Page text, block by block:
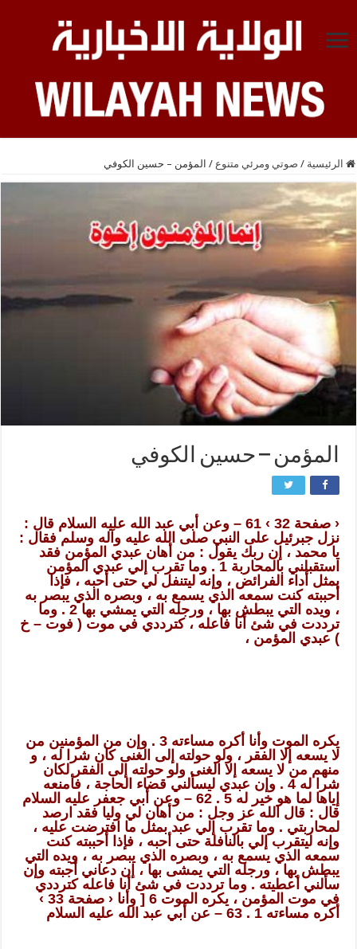
الرئيسية / صوتي ومرئي متنوع / المؤمن – حسين الكوفي
المؤمن – حسين الكوفي
‹ صفحة 32 › 61 – وعن أبي عبد الله عليه السلام قال :
نزل جبرئيل على النبي صلى الله عليه وآله وسلم فقال :
يا محمد ، إن ربك يقول : من أهان عبدي المؤمن فقد
استقبلني بالمحاربة 1 . وما تقرب إلي عبدي المؤمن
بمثل أداء الفرائض ، وإنه ليتنفل لي حتى أحبه ، فإذا
أحببته كنت سمعه الذي يسمع به ، وبصره الذي يبصر به
، ويده التي يبطش بها ، ورجله التي يمشي بها 2 . وما
ترددت في شئ أنا فاعله ، كترددي في موت ( فوت – خ
) عبدي المؤمن ،
يكره الموت وأنا أكره مساءته 3 . وإن من المؤمنين من
لا يسعه إلا الفقر ، ولو حولته إلى الغنى كان شرا له ، و
منهم من لا يسعه إلا الغنى ولو حولته إلى الفقر لكان
شرا له 4 . وإن عبدي ليسألني قضاء الحاجة ، فأمنعه
إياها لما هو خير له 5 . 62 – وعن أبي جعفر عليه السلام
قال : قال الله عز وجل : من أهان لي وليا فقد ارصد
لمحاربتي . وما تقرب إلي عبد بمثل ما افترضت عليه ،
وإنه ليتقرب إلي بالنافلة حتى أحبه ، فإذا أحببته كنت
سمعه الذي يسمع به ، وبصره الذي يبصر به ، ويده التي
يبطش بها ، ورجله التي يمشى بها ، إن دعاني أجبته وإن
سألني أعطيته . وما ترددت في شئ أنا فاعله كترددي
في موت المؤمن ، يكره الموت 6 [ وأنا ‹ صفحة 33 ›
أكره مساءته 1 . 63 – عن أبي عبد الله عليه السلام